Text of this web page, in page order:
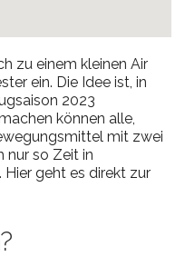
zu einem kleinen Air
ein. Die Idee ist, in
2023
können alle,
mit zwei
nur so Zeit in
geht es direkt zur